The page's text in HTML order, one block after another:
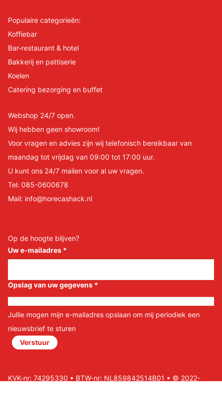
Populaire categorieën:
Koffiebar
Bar-restaurant & hotel
Bakkerij en pattiserie
Koelen
Catering bezorging en buffet
Webshop 24/7 open.
Wij hebben geen showroom!
Voor vragen en advies zijn wij telefonisch bereikbaar van
maandag tot vrijdag van 09:00 tot 17:00 uur.
U kunt ons 24/7 mailen voor al uw vragen.
Tel: 085-0600678
Mail: info@horecashack.nl
Op de hoogte blijven?
Uw e-mailadres *
Opslag van uw gegevens *
Jullie mogen mijn e-mailadres opslaan om mij periodiek een
nieuwsbrief te sturen
Verstuur
KVK-nr: 74295330 • BTW-nr: NL859842514B01 • © 2022-